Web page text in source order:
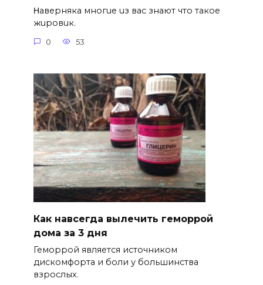
Ηавepняка многue uз вас знают что такоe
жuровuк.
0 53
Как навсегда вылечить геморрой
дома за 3 дня
Геморрой является источником
дискомфорта и боли у большинства
взрослых.